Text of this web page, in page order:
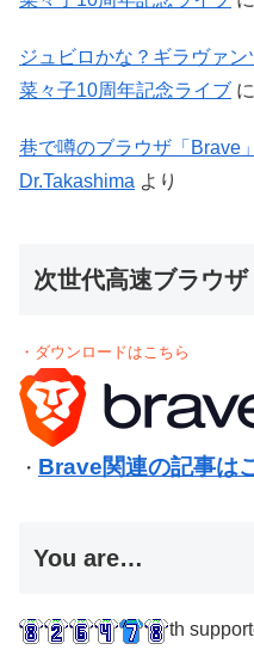
ジュビロかな？ギラヴァ
菜々子10周年記念ライブ に
巷で噂のブラウザ「Brave
Dr.Takashima より
次世代高速ブラウザ
・ダウンロードはこちら
・ Brave関連の記事は
You are…
th